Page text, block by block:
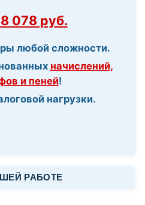
078 руб.
любой сложности.
начислений,
и пеней!
нагрузки.
РАБОТЕ